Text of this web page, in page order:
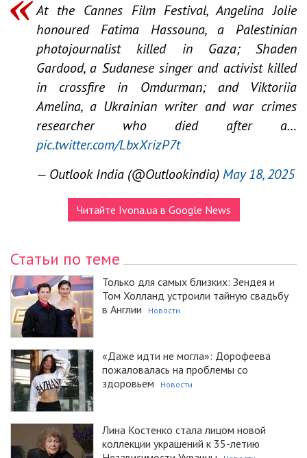
At the Cannes Film Festival, Angelina Jolie
honoured Fatima Hassouna, a Palestinian
photojournalist killed in Gaza; Shaden
Gardood, a Sudanese singer and activist killed
in crossfire in Omdurman; and Viktoriia
Amelina, a Ukrainian writer and war crimes
researcher who died after a…
pic.twitter.com/LbxXrizP7t
— Outlook India (@Outlookindia)May 18, 2025
Читайте Ivona.ua в Google News
Статьи по теме
Только для самых близких: Зендея и
Том Холланд устроили тайную свадьбу
в Англии
Новости
«Даже идти не могла»: Дорофеева
пожаловалась на проблемы со
здоровьем
Новости
Лина Костенко стала лицом новой
коллекции украшений к 35-летию